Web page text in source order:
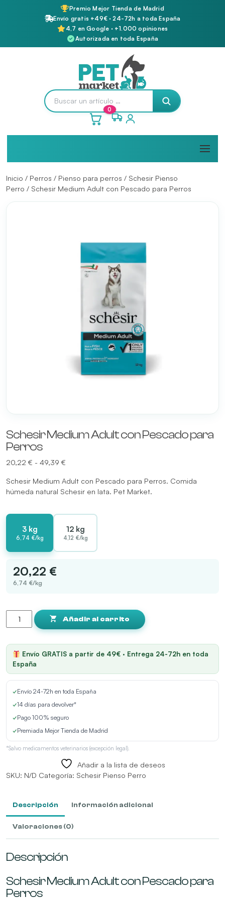
Premio Mejor Tienda de Madrid
Envío gratis +49€ · 24-72h a toda España
4,7 en Google · +1.000 opiniones
Autorizada en toda España
0
Inicio / Perros / Pienso para perros / Schesir Pienso
Perro / Schesir Medium Adult con Pescado para Perros
Schesir Medium Adult con Pescado para
Perros
20,22 € - 49,39 €
precios:
desde
hasta
49,39 €
Schesir Medium Adult con Pescado para Perros. Comida
húmeda natural Schesir en lata. Pet Market.
3 kg
6,74 €/kg
12 kg
4,12 €/kg
20,22 €
6,74 €/kg
Medium
Adult
Pescado
para
Perros
cantidad
Añadir al carrito
Envío GRATIS a partir de 49€ · Entrega 24-72h en toda
España
✓Envío 24-72h en toda España
✓14 días para devolver*
✓Pago 100% seguro
✓Premiada Mejor Tienda de Madrid
*Salvo medicamentos veterinarios (excepción legal).
Añadir a la lista de deseos
SKU: N/D Categoría: Schesir Pienso Perro
Descripción Información adicional
Valoraciones (0)
Descripción
Schesir Medium Adult con Pescado para
Perros